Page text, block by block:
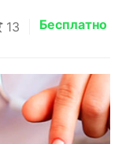
13 Бесплатно